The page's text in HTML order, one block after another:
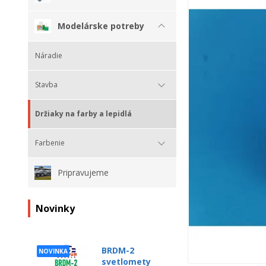
Modelárske potreby
Náradie
Stavba
Držiaky na farby a lepidlá
Farbenie
Pripravujeme
Novinky
NOVINKA
BRDM-2
svetlomety